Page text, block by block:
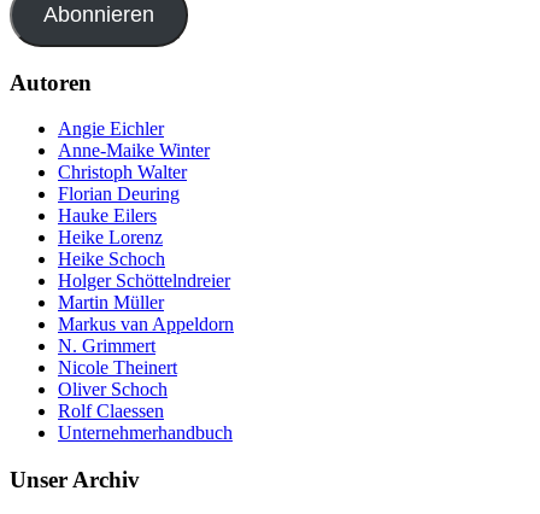
Abonnieren
Autoren
Angie Eichler
Anne-Maike Winter
Christoph Walter
Florian Deuring
Hauke Eilers
Heike Lorenz
Heike Schoch
Holger Schöttelndreier
Martin Müller
Markus van Appeldorn
N. Grimmert
Nicole Theinert
Oliver Schoch
Rolf Claessen
Unternehmerhandbuch
Unser Archiv